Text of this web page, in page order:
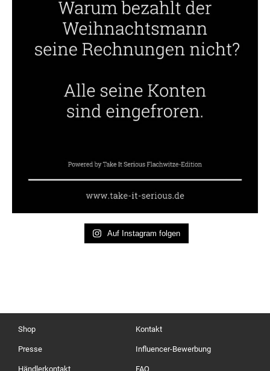
Auf Instagram folgen
Shop Kontakt
Presse Influencer-Bewerbung
Händlerkontakt FAQ